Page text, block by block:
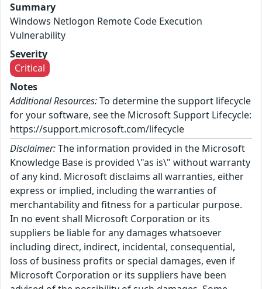
Summary
Windows Netlogon Remote Code Execution
Vulnerability
Severity
Critical
Notes
Additional Resources:To determine the support lifecycle
for your software, see the Microsoft Support Lifecycle:
https://support.microsoft.com/lifecycle
Disclaimer:The information provided in the Microsoft
Knowledge Base is provided \"as is\" without warranty
of any kind. Microsoft disclaims all warranties, either
express or implied, including the warranties of
merchantability and fitness for a particular purpose.
In no event shall Microsoft Corporation or its
suppliers be liable for any damages whatsoever
including direct, indirect, incidental, consequential,
loss of business profits or special damages, even if
Microsoft Corporation or its suppliers have been